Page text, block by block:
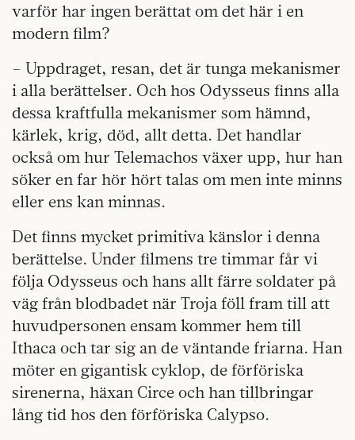
varför har ingen berättat om det här i en
modern film?
– Uppdraget, resan, det är tunga mekanismer
i alla berättelser. Och hos Odysseus finns alla
dessa kraftfulla mekanismer som hämnd,
kärlek, krig, död, allt detta. Det handlar
också om hur Telemachos växer upp, hur han
söker en far hör hört talas om men inte minns
eller ens kan minnas.
Det finns mycket primitiva känslor i denna
berättelse. Under filmens tre timmar får vi
följa Odysseus och hans allt färre soldater på
väg från blodbadet när Troja föll fram till att
huvudpersonen ensam kommer hem till
Ithaca och tar sig an de väntande friarna. Han
möter en gigantisk cyklop, de förföriska
sirenerna, häxan Circe och han tillbringar
lång tid hos den förföriska Calypso.